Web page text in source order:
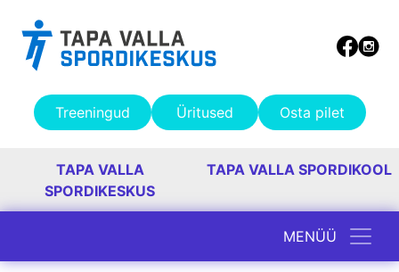
Treeningud Üritused Osta pilet
TAPA VALLA
SPORDIKESKUS
TAPA VALLA SPORDIKOOL
Peamine navigatsioon
MENÜÜ